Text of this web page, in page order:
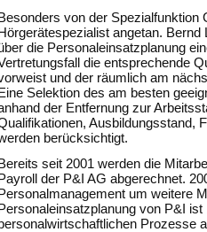
von der Spezialfunktion
angetan.
die Personaleinsatzplanung
die entsprechende
und der räumlich am
Selektion des am besten
der Entfernung zur
Ausbildungsstand,
berücksichtigt.
seit 2001 werden die
der P&I AG abgerechnet.
um weitere
von P&I
Prozesse